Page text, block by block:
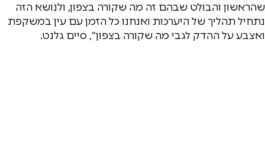
שהראשון והבולט שבהם זה מה שקורה בצפון, ולנושא הזה
נתחיל תהליך של היערכות ואנחנו כל הזמן עם עין במשקפת
ואצבע על ההדק לגבי מה שקורה בצפון״, סיים גלנט.